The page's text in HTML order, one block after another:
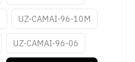
UZ-CAMAI-96-10M
UZ-CAMAI-96-06